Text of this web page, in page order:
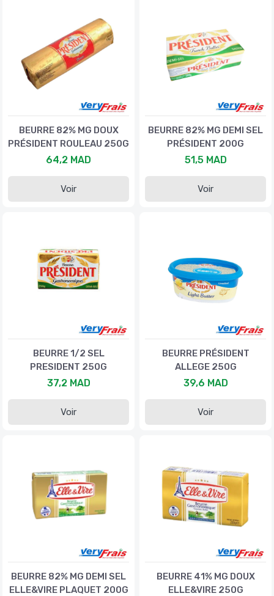
BEURRE 82% MG DOUX
PRÉSIDENT ROULEAU 250G
64,2 MAD
Voir
BEURRE 82% MG DEMI SEL
PRÉSIDENT 200G
51,5 MAD
Voir
BEURRE 1/2 SEL
PRESIDENT 250G
37,2 MAD
Voir
BEURRE PRÉSIDENT
ALLEGE 250G
39,6 MAD
Voir
BEURRE 82% MG DEMI SEL
ELLE&VIRE PLAQUET 200G
BEURRE 41% MG DOUX
ELLE&VIRE 250G